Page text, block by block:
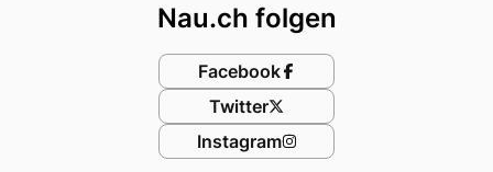
Nau.ch folgen
Facebook
Twitter
Instagram